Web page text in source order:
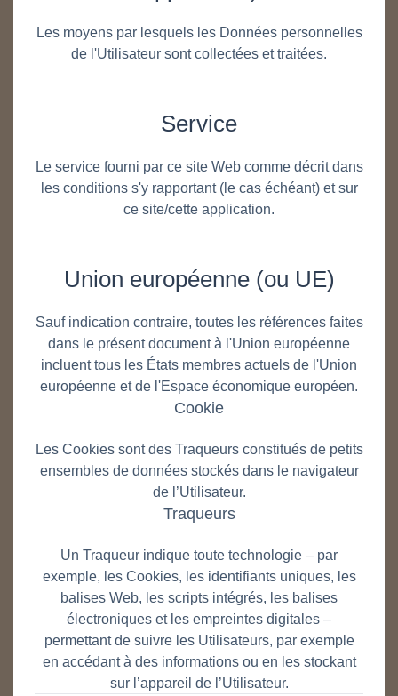
Les moyens par lesquels les Données personnelles
de l'Utilisateur sont collectées et traitées.
Service
Le service fourni par ce site Web comme décrit dans
les conditions s'y rapportant (le cas échéant) et sur
ce site/cette application.
Union européenne (ou UE)
Sauf indication contraire, toutes les références faites
dans le présent document à l'Union européenne
incluent tous les États membres actuels de l'Union
européenne et de l'Espace économique européen.
Cookie
Les Cookies sont des Traqueurs constitués de petits
ensembles de données stockés dans le navigateur
de l’Utilisateur.
Traqueurs
Un Traqueur indique toute technologie – par
exemple, les Cookies, les identifiants uniques, les
balises Web, les scripts intégrés, les balises
électroniques et les empreintes digitales –
permettant de suivre les Utilisateurs, par exemple
en accédant à des informations ou en les stockant
sur l’appareil de l’Utilisateur.